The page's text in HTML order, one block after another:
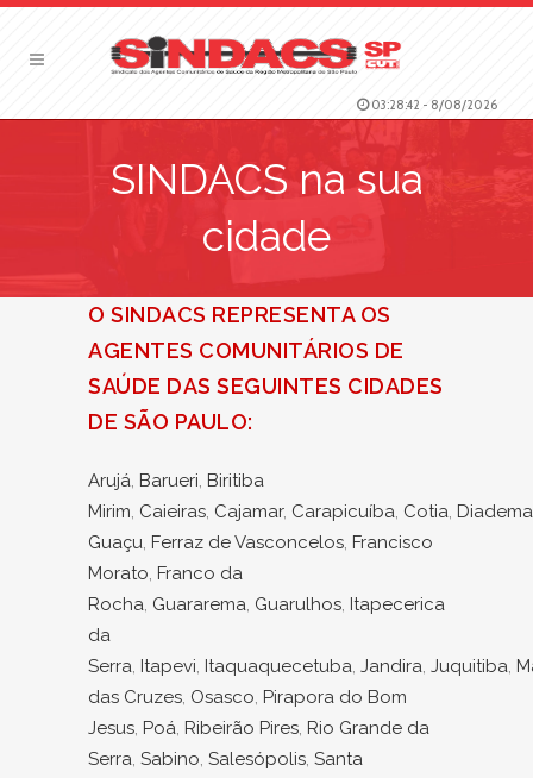
03:28:43 - 8/08/2026
SINDACS na sua
cidade
O SINDACS REPRESENTA OS
AGENTES COMUNITÁRIOS DE
SAÚDE DAS SEGUINTES CIDADES
DE SÃO PAULO:
Arujá, Barueri, Biritiba
Mirim, Caieiras, Cajamar, Carapicuíba, Cotia, Diadema
Guaçu, Ferraz de Vasconcelos, Francisco
Morato, Franco da
Rocha, Guararema, Guarulhos, Itapecerica
da
Serra, Itapevi, Itaquaquecetuba, Jandira, Juquitiba,
das Cruzes, Osasco, Pirapora do Bom
Jesus, Poá, Ribeirão Pires, Rio Grande da
Serra, Sabino, Salesópolis, Santa